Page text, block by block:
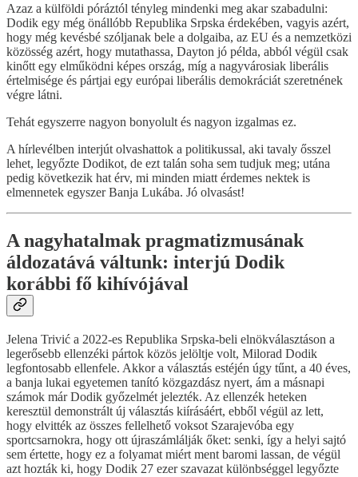
Azaz a külföldi póráztól tényleg mindenki meg akar szabadulni:
Dodik egy még önállóbb Republika Srpska érdekében, vagyis azért,
hogy még kevésbé szóljanak bele a dolgaiba, az EU és a nemzetközi
közösség azért, hogy mutathassa, Dayton jó példa, abból végül csak
kinőtt egy elműködni képes ország, míg a nagyvárosiak liberális
értelmisége és pártjai egy európai liberális demokráciát szeretnének
végre látni.
Tehát egyszerre nagyon bonyolult és nagyon izgalmas ez.
A hírlevélben interjút olvashattok a politikussal, aki tavaly ősszel
lehet, legyőzte Dodikot, de ezt talán soha sem tudjuk meg; utána
pedig következik hat érv, mi minden miatt érdemes nektek is
elmennetek egyszer Banja Lukába. Jó olvasást!
A nagyhatalmak pragmatizmusának
áldozatává váltunk: interjú Dodik
korábbi fő kihívójával
Jelena Trivić a 2022-es Republika Srpska-beli elnökválasztáson a
legerősebb ellenzéki pártok közös jelöltje volt, Milorad Dodik
legfontosabb ellenfele. Akkor a választás estéjén úgy tűnt, a 40 éves,
a banja lukai egyetemen tanító közgazdász nyert, ám a másnapi
számok már Dodik győzelmét jelezték. Az ellenzék heteken
keresztül demonstrált új választás kiírásáért, ebből végül az lett,
hogy elvitték az összes fellelhető voksot Szarajevóba egy
sportcsarnokra, hogy ott újraszámlálják őket: senki, így a helyi sajtó
sem értette, hogy ez a folyamat miért ment baromi lassan, de végül
azt hozták ki, hogy Dodik 27 ezer szavazat különbséggel legyőzte